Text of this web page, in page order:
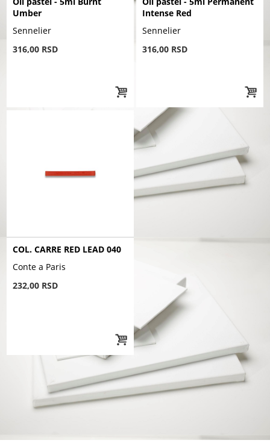
Umber
Sennelier
316,00 RSD
Intense Red
Sennelier
316,00 RSD
COL. CARRE RED LEAD 040
Conte a Paris
232,00 RSD